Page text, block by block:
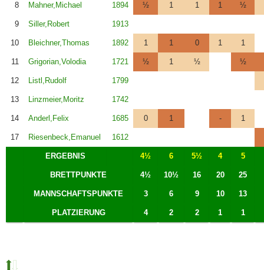
8 Mahner,Michael 1894 ½ 1 1 1 ½
9 Siller,Robert 1913
10 Bleichner,Thomas 1892 1 1 0 1 1
11 Grigorian,Volodia 1721 ½ 1 ½ ½
12 Listl,Rudolf 1799
13 Linzmeier,Moritz 1742
14 Anderl,Felix 1685 0 1 - 1
17 Riesenbeck,Emanuel 1612
ERGEBNIS 4½ 6 5½ 4 5
BRETTPUNKTE 4½ 10½ 16 20 25
MANNSCHAFTSPUNKTE 3 6 9 10 13
PLATZIERUNG 4 2 2 1 1